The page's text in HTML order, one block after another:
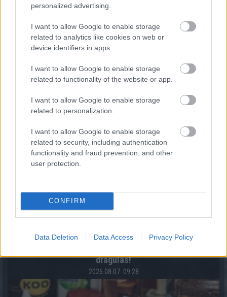
personalized advertising.
I want to allow Google to enable storage
related to analytics like cookies on web or
device identifiers in apps.
I want to allow Google to enable storage
related to functionality of the website or app.
I want to allow Google to enable storage
related to personalization.
I want to allow Google to enable storage
related to security, including authentication
functionality and fraud prevention, and other
user protection.
CONFIRM
Data Deletion Data Access Privacy Policy
szokás, amellyel a magyar utazók csökkenthetik
környezeti lábnyomukat
drágulás!
2026.08.07. 09:28